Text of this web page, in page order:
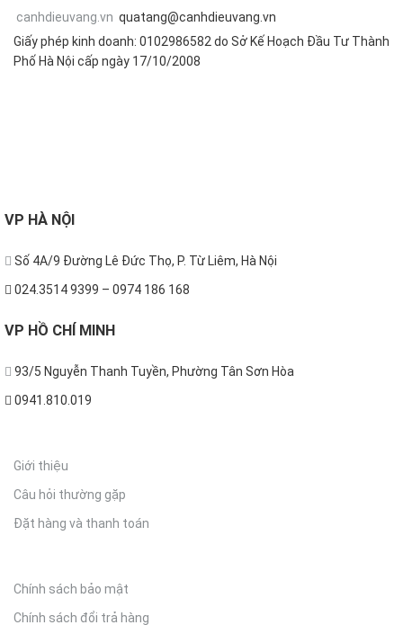
canhdieuvang.vn quatang@canhdieuvang.vn
Giấy phép kinh doanh: 0102986582 do Sở Kế Hoạch Đầu Tư Thành
Phố Hà Nội cấp ngày 17/10/2008
VP HÀ NỘI
Số 4A/9 Đường Lê Đức Thọ, P. Từ Liêm, Hà Nội
024.3514 9399 – 0974 186 168
VP HỒ CHÍ MINH
93/5 Nguyễn Thanh Tuyền, Phường Tân Sơn Hòa
0941.810.019
Giới thiệu
Câu hỏi thường gặp
Đặt hàng và thanh toán
Chính sách bảo mật
Chính sách đổi trả hàng